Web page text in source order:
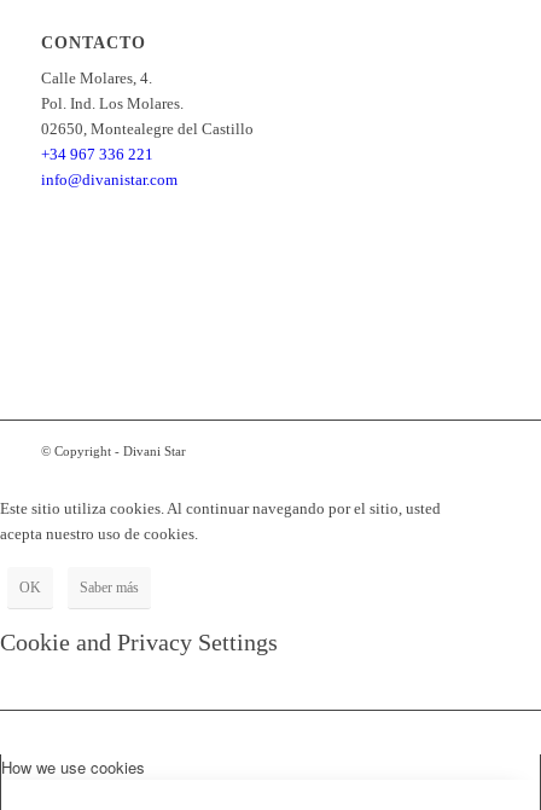
CONTACTO
Calle Molares, 4.
Pol. Ind. Los Molares.
02650, Montealegre del Castillo
+34 967 336 221
info@divanistar.com
© Copyright - Divani Star
Este sitio utiliza cookies. Al continuar navegando por el sitio, usted
acepta nuestro uso de cookies.
OK Saber más
Cookie and Privacy Settings
How we use cookies